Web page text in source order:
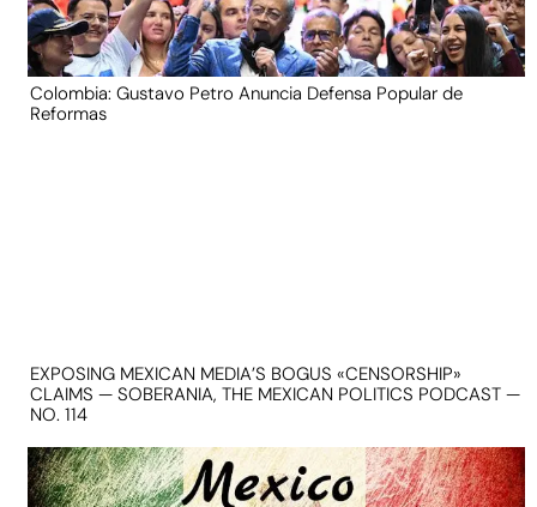
Colombia: Gustavo Petro Anuncia Defensa Popular de
Reformas
EXPOSING MEXICAN MEDIA’S BOGUS «CENSORSHIP»
CLAIMS — SOBERANIA, THE MEXICAN POLITICS PODCAST —
NO. 114